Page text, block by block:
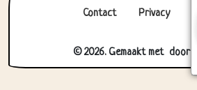
Contact Privacy
© 2026. Gemaakt met door